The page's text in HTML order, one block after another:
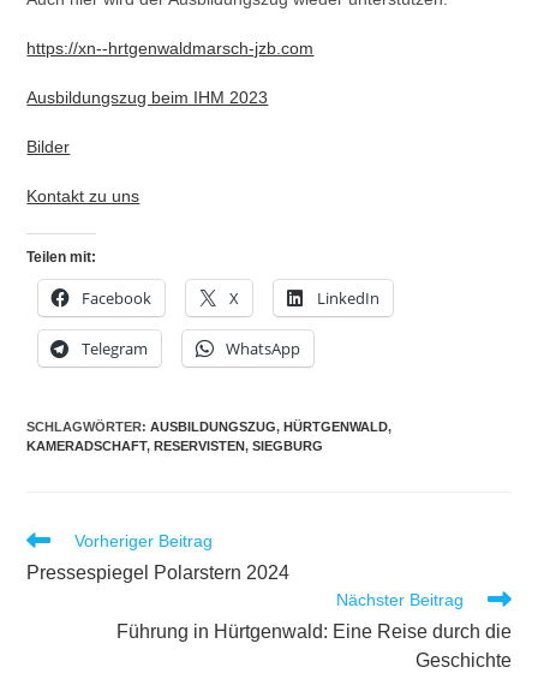
https://xn--hrtgenwaldmarsch-jzb.com
Ausbildungszug beim IHM 2023
Bilder
Kontakt zu uns
Teilen mit:
Facebook X LinkedIn
Telegram WhatsApp
SCHLAGWÖRTER:AUSBILDUNGSZUG, HÜRTGENWALD,
KAMERADSCHAFT, RESERVISTEN, SIEGBURG
Weitere
Artikel
ansehen
Vorheriger Beitrag
Pressespiegel Polarstern 2024
Nächster Beitrag
Führung in Hürtgenwald: Eine Reise durch die
Geschichte